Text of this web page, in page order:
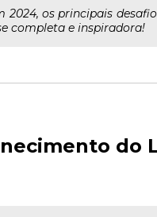
2024, os principais
completa e inspiradora!
do